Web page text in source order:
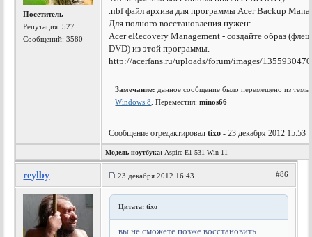
Посетитель
Репутация:527
Сообщений: 3580
.nbf файл архива для программы Acer Backup
Для полного восстановления нужен:
Acer eRecovery Management - создайте образ
DVD) из этой программы.
http://acerfans.ru/uploads/forum/images/
Замечание: данное сообщение было перемещено из темы
Windows 8 . Переместил:minos66
Сообщение отредактировалtixo - 23 декабря 2012 15:53
Модель ноутбука: Aspire E1-531 Win 11
reylby 23 декабря 2012 16:43 #86
Цитата: tixo
вы не сможете позже восстановить